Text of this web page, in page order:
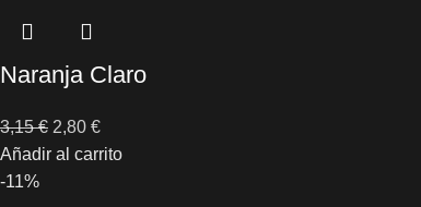
Naranja Claro
3,15€ 2,80 €
Añadir al carrito
-11%